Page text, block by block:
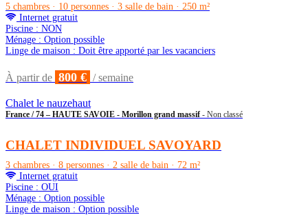
5 chambres · 10 personnes · 3 salle de bain · 250 m²
Internet gratuit
Piscine : NON
Ménage : Option possible
Linge de maison : Doit être apporté par les vacanciers
À partir de 800 € / semaine
Chalet le nauzehaut
France / 74 – HAUTE SAVOIE - Morillon grand massif- Non classé
CHALET INDIVIDUEL SAVOYARD
3 chambres · 8 personnes · 2 salle de bain · 72 m²
Internet gratuit
Piscine : OUI
Ménage : Option possible
Linge de maison : Option possible